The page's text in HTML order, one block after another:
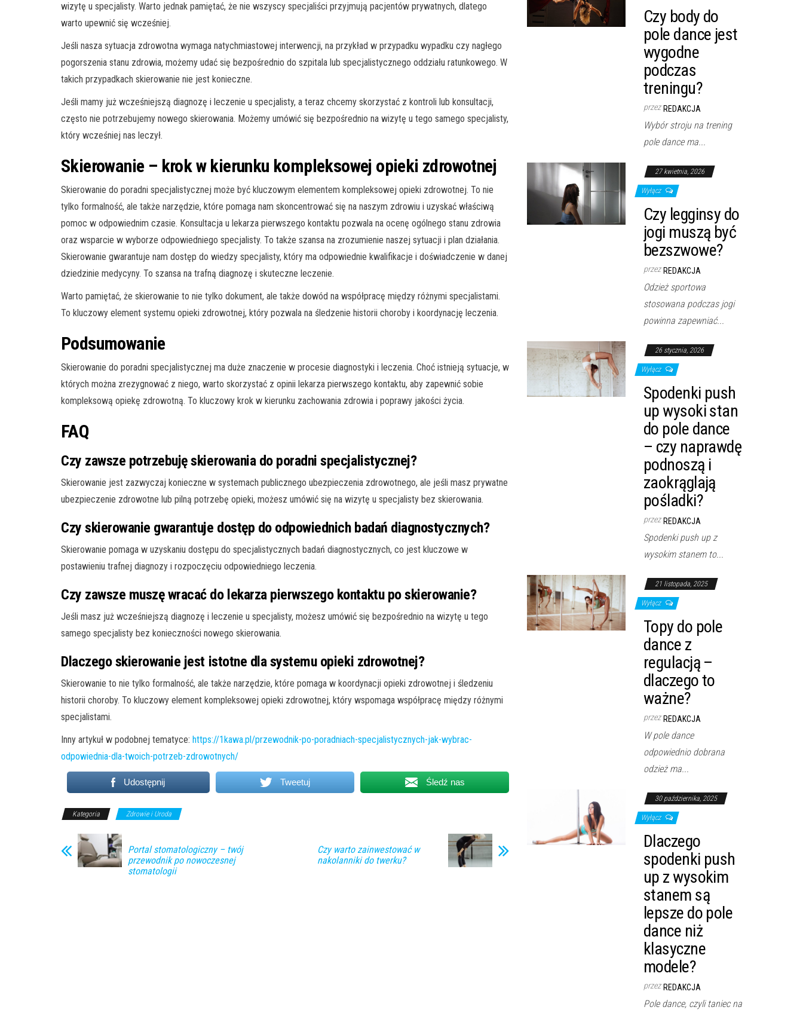
wizytę u specjalisty. Warto jednak pamiętać, że nie wszyscy specjaliści przyjmują pacjentów prywatnych, dlatego
warto upewnić się wcześniej.
Jeśli nasza sytuacja zdrowotna wymaga natychmiastowej interwencji, na przykład w przypadku wypadku czy nagłego
pogorszenia stanu zdrowia, możemy udać się bezpośrednio do szpitala lub specjalistycznego oddziału ratunkowego. W
takich przypadkach skierowanie nie jest konieczne.
Jeśli mamy już wcześniejszą diagnozę i leczenie u specjalisty, a teraz chcemy skorzystać z kontroli lub konsultacji,
często nie potrzebujemy nowego skierowania. Możemy umówić się bezpośrednio na wizytę u tego samego specjalisty,
który wcześniej nas leczył.
Skierowanie – krok w kierunku kompleksowej opieki zdrowotnej
Skierowanie do poradni specjalistycznej może być kluczowym elementem kompleksowej opieki zdrowotnej. To nie
tylko formalność, ale także narzędzie, które pomaga nam skoncentrować się na naszym zdrowiu i uzyskać właściwą
pomoc w odpowiednim czasie. Konsultacja u lekarza pierwszego kontaktu pozwala na ocenę ogólnego stanu zdrowia
oraz wsparcie w wyborze odpowiedniego specjalisty. To także szansa na zrozumienie naszej sytuacji i plan działania.
Skierowanie gwarantuje nam dostęp do wiedzy specjalisty, który ma odpowiednie kwalifikacje i doświadczenie w danej
dziedzinie medycyny. To szansa na trafną diagnozę i skuteczne leczenie.
Warto pamiętać, że skierowanie to nie tylko dokument, ale także dowód na współpracę między różnymi specjalistami.
To kluczowy element systemu opieki zdrowotnej, który pozwala na śledzenie historii choroby i koordynację leczenia.
Podsumowanie
Skierowanie do poradni specjalistycznej ma duże znaczenie w procesie diagnostyki i leczenia. Choć istnieją sytuacje, w
których można zrezygnować z niego, warto skorzystać z opinii lekarza pierwszego kontaktu, aby zapewnić sobie
kompleksową opiekę zdrowotną. To kluczowy krok w kierunku zachowania zdrowia i poprawy jakości życia.
FAQ
Czy zawsze potrzebuję skierowania do poradni specjalistycznej?
Skierowanie jest zazwyczaj konieczne w systemach publicznego ubezpieczenia zdrowotnego, ale jeśli masz prywatne
ubezpieczenie zdrowotne lub pilną potrzebę opieki, możesz umówić się na wizytę u specjalisty bez skierowania.
Czy skierowanie gwarantuje dostęp do odpowiednich badań diagnostycznych?
Skierowanie pomaga w uzyskaniu dostępu do specjalistycznych badań diagnostycznych, co jest kluczowe w
postawieniu trafnej diagnozy i rozpoczęciu odpowiedniego leczenia.
Czy zawsze muszę wracać do lekarza pierwszego kontaktu po skierowanie?
Jeśli masz już wcześniejszą diagnozę i leczenie u specjalisty, możesz umówić się bezpośrednio na wizytę u tego
samego specjalisty bez konieczności nowego skierowania.
Dlaczego skierowanie jest istotne dla systemu opieki zdrowotnej?
Skierowanie to nie tylko formalność, ale także narzędzie, które pomaga w koordynacji opieki zdrowotnej i śledzeniu
historii choroby. To kluczowy element kompleksowej opieki zdrowotnej, który wspomaga współpracę między różnymi
specjalistami.
Inny artykuł w podobnej tematyce: https://1kawa.pl/przewodnik-po-poradniach-specjalistycznych-jak-wybrac-
odpowiednia-dla-twoich-potrzeb-zdrowotnych/
Udostępnij Tweetuj Śledź nas
Kategoria Zdrowie i Uroda
Portal stomatologiczny – twój
przewodnik po nowoczesnej
stomatologii
Czy warto zainwestować w
nakolanniki do twerku?
Czy body do
pole dance jest
wygodne
podczas
treningu?
przez REDAKCJA
Wybór stroju na trening
pole dance ma...
27 kwietnia, 2026
Wyłącz
Czy legginsy do
jogi muszą być
bezszwowe?
przez REDAKCJA
Odzież sportowa
stosowana podczas jogi
powinna zapewniać...
26 stycznia, 2026
Wyłącz
Spodenki push
up wysoki stan
do pole dance
– czy naprawdę
podnoszą i
zaokrąglają
pośladki?
przez REDAKCJA
Spodenki push up z
wysokim stanem to...
21 listopada, 2025
Wyłącz
Topy do pole
dance z
regulacją –
dlaczego to
ważne?
przez REDAKCJA
W pole dance
odpowiednio dobrana
odzież ma...
30 października, 2025
Wyłącz
Dlaczego
spodenki push
up z wysokim
stanem są
lepsze do pole
dance niż
klasyczne
modele?
przez REDAKCJA
Pole dance, czyli taniec na